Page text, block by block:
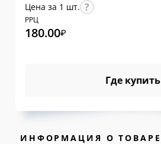
Цена за 1 шт.
РРЦ
180.00₽
Где купить
ИНФОРМАЦИЯ О ТОВАРЕ